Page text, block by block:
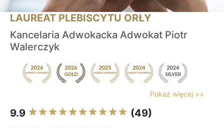
LAUREAT PLEBISCYTU ORŁY
Kancelaria Adwokacka Adwokat Piotr
Walerczyk
Pokaż więcej >>
9.9 (49)